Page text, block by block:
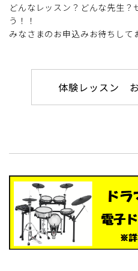
どんなレッスン？どんな先生？
う！！
みなさまのお申込みお待ちして
体験レッスン